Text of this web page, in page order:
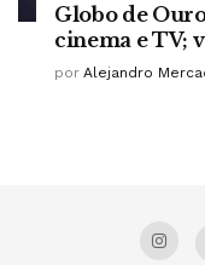
Globo de
cinema e TV;
por Alejandro